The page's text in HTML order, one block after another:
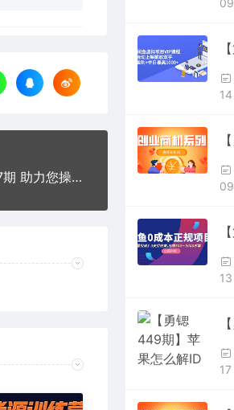
【勇锶1400期】闲鱼无货源电商课程第17期 助力您操作闲鱼月收过万 直播4节+录播29节实操
09
14
09
13
17